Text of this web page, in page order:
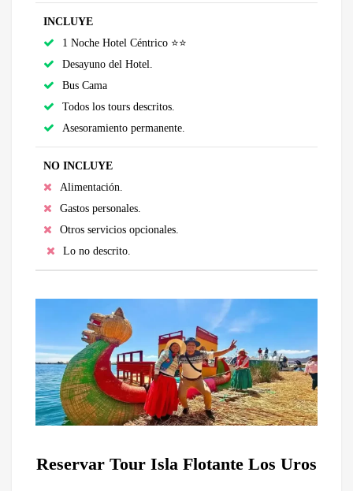
INCLUYE
1 Noche Hotel Céntrico ⭐⭐
Desayuno del Hotel.
Bus Cama
Todos los tours descritos.
Asesoramiento permanente.
NO INCLUYE
Alimentación.
Gastos personales.
Otros servicios opcionales.
Lo no descrito.
Reservar Tour Isla Flotante Los Uros